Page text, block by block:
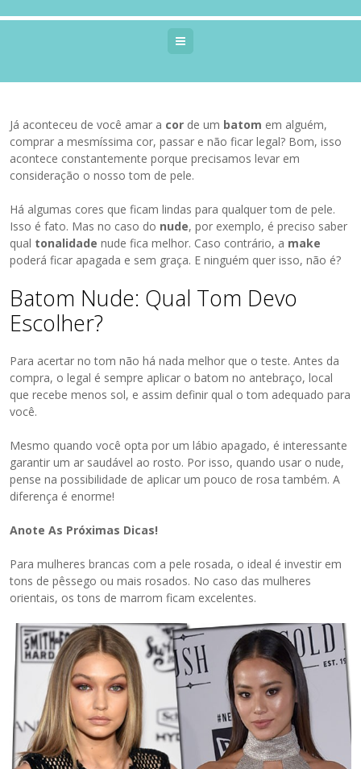
Já aconteceu de você amar a cor de um batom em alguém,
comprar a mesmíssima cor, passar e não ficar legal? Bom, isso
acontece constantemente porque precisamos levar em
consideração o nosso tom de pele.
Há algumas cores que ficam lindas para qualquer tom de pele.
Isso é fato. Mas no caso do nude, por exemplo, é preciso saber
qual tonalidade nude fica melhor. Caso contrário, a make
poderá ficar apagada e sem graça. E ninguém quer isso, não é?
Batom Nude: Qual Tom Devo
Escolher?
Para acertar no tom não há nada melhor que o teste. Antes da
compra, o legal é sempre aplicar o batom no antebraço, local
que recebe menos sol, e assim definir qual o tom adequado para
você.
Mesmo quando você opta por um lábio apagado, é interessante
garantir um ar saudável ao rosto. Por isso, quando usar o nude,
pense na possibilidade de aplicar um pouco de rosa também. A
diferença é enorme!
Anote As Próximas Dicas!
Para mulheres brancas com a pele rosada, o ideal é investir em
tons de pêssego ou mais rosados. No caso das mulheres
orientais, os tons de marrom ficam excelentes.